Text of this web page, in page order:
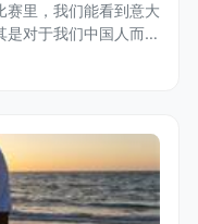
赛里，我们能看到意大
是对于我们中国人而
白皙皮肤，偏深色的